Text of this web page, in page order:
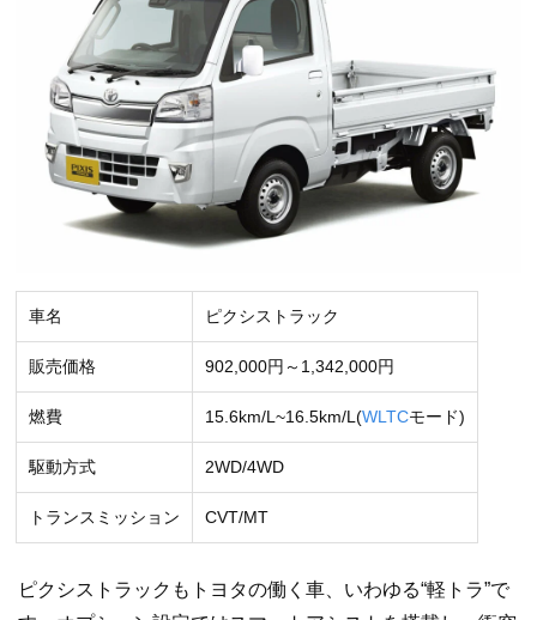
車名 ピクシストラック
販売価格 902,000円～1,342,000円
燃費 15.6km/L~16.5km/L(WLTCモード)
駆動方式 2WD/4WD
トランスミッション CVT/MT
ピクシストラックもトヨタの働く車、いわゆる“軽トラ”で